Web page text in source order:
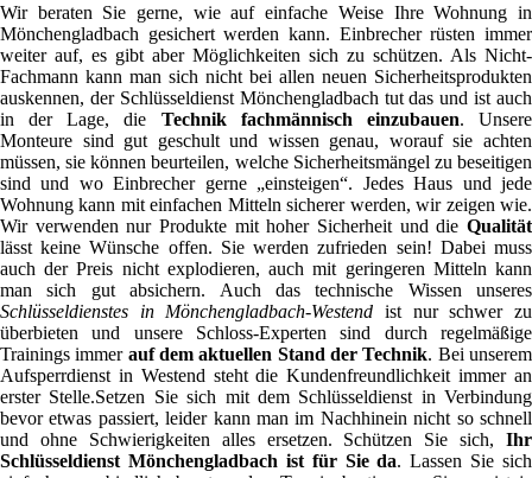
Wir beraten Sie gerne, wie auf einfache Weise Ihre Wohnung in
Mönchengladbach gesichert werden kann. Einbrecher rüsten immer
weiter auf, es gibt aber Möglichkeiten sich zu schützen. Als Nicht-
Fachmann kann man sich nicht bei allen neuen Sicherheitsprodukten
auskennen, der Schlüsseldienst Mönchengladbach tut das und ist auch
in der Lage, die Technik fachmännisch einzubauen. Unsere
Monteure sind gut geschult und wissen genau, worauf sie achten
müssen, sie können beurteilen, welche Sicherheitsmängel zu beseitigen
sind und wo Einbrecher gerne „einsteigen“. Jedes Haus und jede
Wohnung kann mit einfachen Mitteln sicherer werden, wir zeigen wie.
Wir verwenden nur Produkte mit hoher Sicherheit und die Qualität
lässt keine Wünsche offen. Sie werden zufrieden sein! Dabei muss
auch der Preis nicht explodieren, auch mit geringeren Mitteln kann
man sich gut absichern. Auch das technische Wissen unseres
Schlüsseldienstes in Mönchengladbach-Westend ist nur schwer zu
überbieten und unsere Schloss-Experten sind durch regelmäßige
Trainings immer auf dem aktuellen Stand der Technik. Bei unserem
Aufsperrdienst in Westend steht die Kundenfreundlichkeit immer an
erster Stelle.Setzen Sie sich mit dem Schlüsseldienst in Verbindung
bevor etwas passiert, leider kann man im Nachhinein nicht so schnell
und ohne Schwierigkeiten alles ersetzen. Schützen Sie sich, Ihr
Schlüsseldienst Mönchengladbach ist für Sie da. Lassen Sie sich